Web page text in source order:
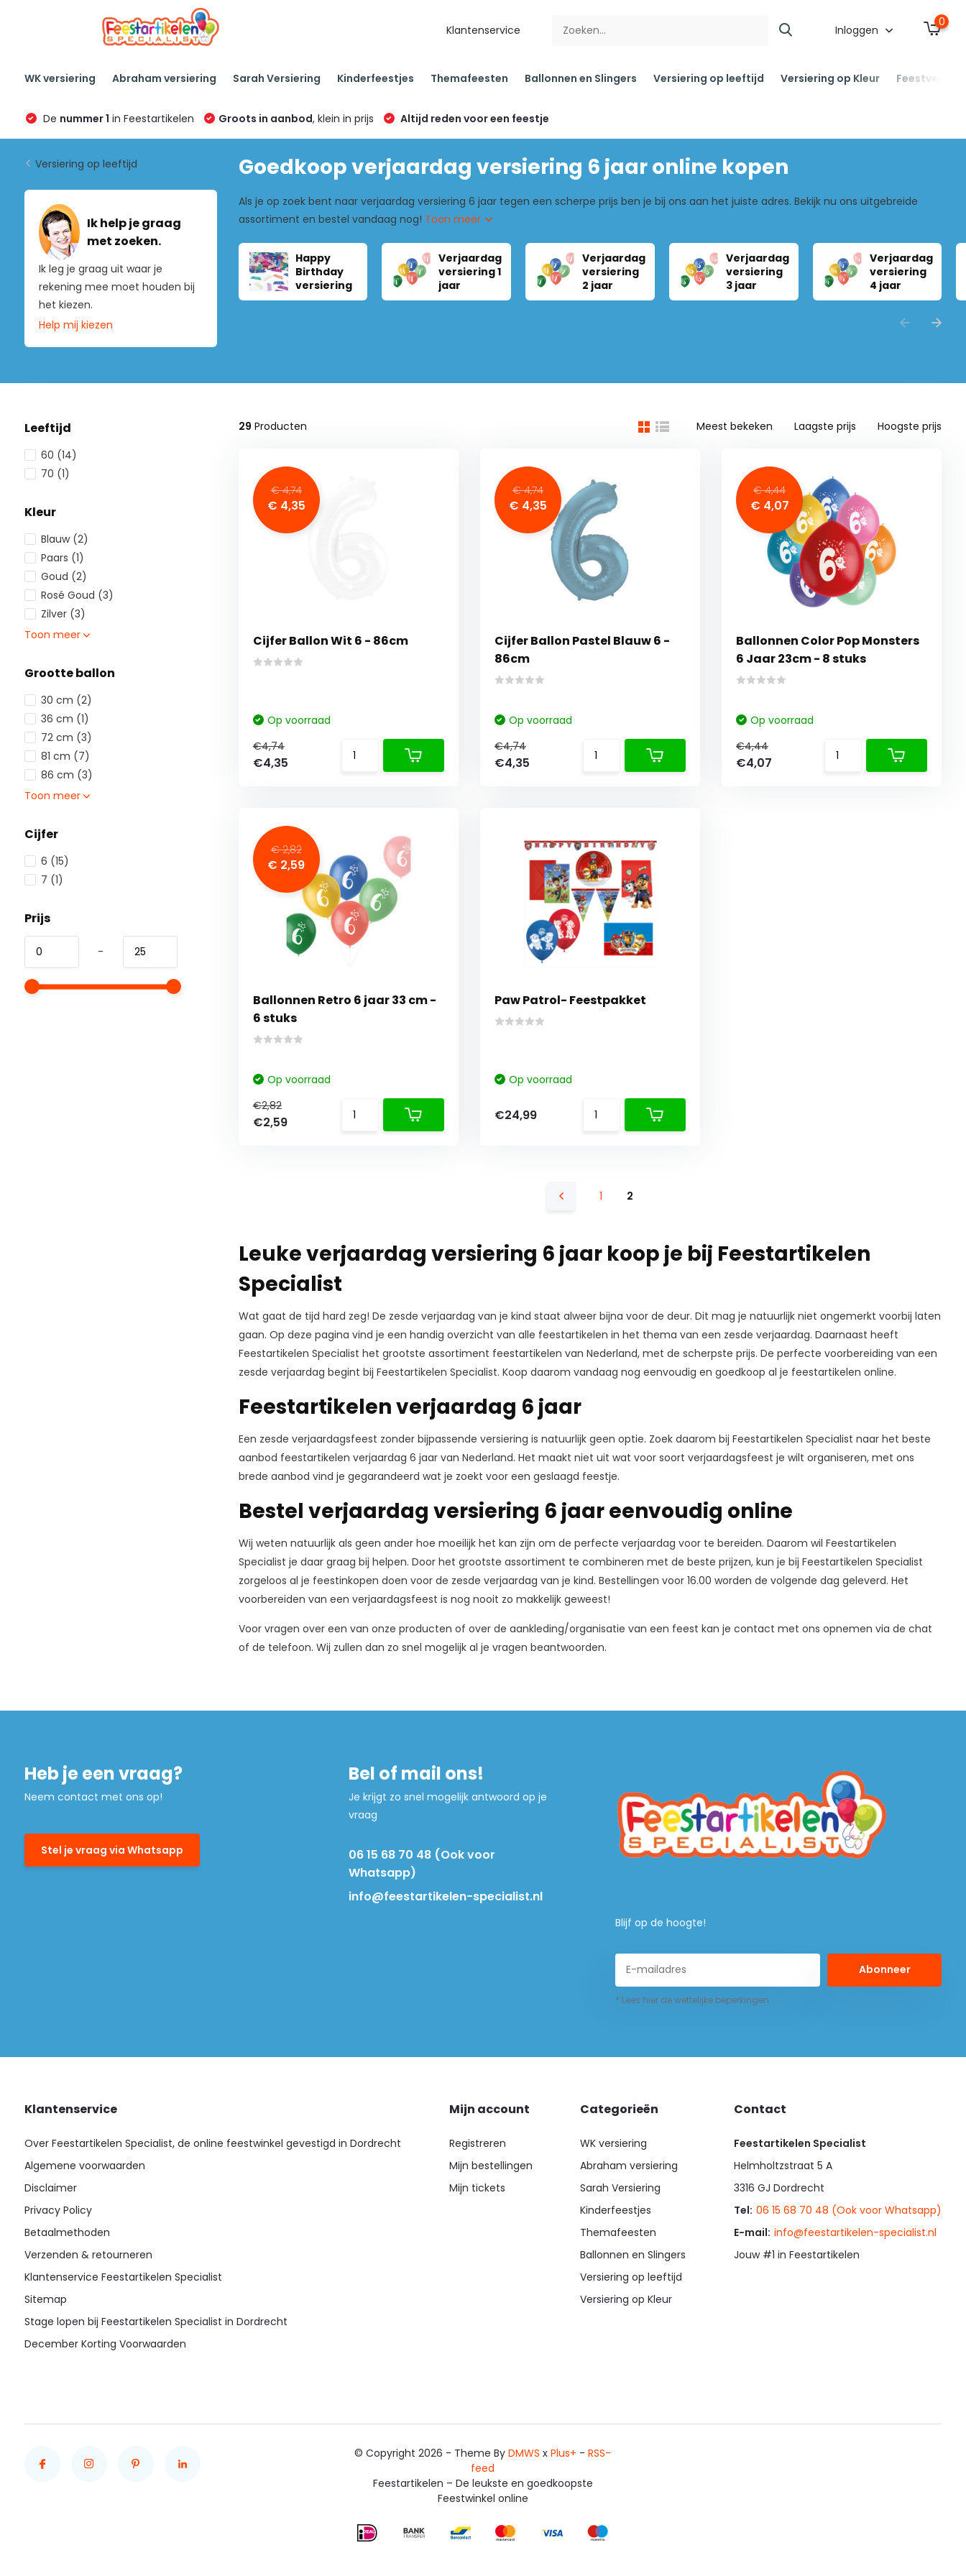
Klantenservice Inloggen
0
WK versiering Abraham versiering Sarah Versiering Kinderfeestjes Themafeesten Ballonnen en Slingers Versiering op leeftijd Versiering op Kleur
De nummer 1 in Feestartikelen Groots in aanbod, klein in prijs Altijd reden voor een feestje
Versiering op leeftijd
Ik help je graag
met zoeken.
Ik leg je graag uit waar je
rekening mee moet houden bij
het kiezen.
Help mij kiezen
Goedkoop verjaardag versiering 6 jaar online kopen
Als je op zoek bent naar verjaardag versiering 6 jaar tegen een scherpe prijs ben je bij ons aan het juiste adres. Bekijk nu ons uitgebreide
assortiment en bestel vandaag nog! Toon meer
Happy
Birthday
versiering
Verjaardag
versiering 1
jaar
Verjaardag
versiering
2 jaar
Verjaardag
versiering
3 jaar
Verjaardag
versiering
4 jaar
Leeftijd
60 (14)
70 (1)
Kleur
Blauw (2)
Paars (1)
Goud (2)
Rosé Goud (3)
Zilver (3)
Toon meer
Grootte ballon
30 cm (2)
36 cm (1)
72 cm (3)
81 cm (7)
86 cm (3)
Toon meer
Cijfer
6 (15)
7 (1)
Prijs
-
29 Producten Meest bekeken Laagste prijs Hoogste prijs
€ 4,74
€ 4,35
Cijfer Ballon Wit 6 - 86cm
Op voorraad
€4,74
€4,35
€ 4,74
€ 4,35
Cijfer Ballon Pastel Blauw 6 -
86cm
Op voorraad
€4,74
€4,35
€ 4,44
€ 4,07
Ballonnen Color Pop Monsters
6 Jaar 23cm - 8 stuks
Op voorraad
€4,44
€4,07
€ 2,82
€ 2,59
Ballonnen Retro 6 jaar 33 cm -
6 stuks
Op voorraad
€2,82
€2,59
Paw Patrol- Feestpakket
Op voorraad
€24,99
1 2
Leuke verjaardag versiering 6 jaar koop je bij Feestartikelen
Specialist
Wat gaat de tijd hard zeg! De zesde verjaardag van je kind staat alweer bijna voor de deur. Dit mag je natuurlijk niet ongemerkt voorbij laten
gaan. Op deze pagina vind je een handig overzicht van alle feestartikelen in het thema van een zesde verjaardag. Daarnaast heeft
Feestartikelen Specialist het grootste assortiment feestartikelen van Nederland, met de scherpste prijs. De perfecte voorbereiding van een
zesde verjaardag begint bij Feestartikelen Specialist. Koop daarom vandaag nog eenvoudig en goedkoop al je feestartikelen online.
Feestartikelen verjaardag 6 jaar
Een zesde verjaardagsfeest zonder bijpassende versiering is natuurlijk geen optie. Zoek daarom bij Feestartikelen Specialist naar het beste
aanbod feestartikelen verjaardag 6 jaar van Nederland. Het maakt niet uit wat voor soort verjaardagsfeest je wilt organiseren, met ons
brede aanbod vind je gegarandeerd wat je zoekt voor een geslaagd feestje.
Bestel verjaardag versiering 6 jaar eenvoudig online
Wij weten natuurlijk als geen ander hoe moeilijk het kan zijn om de perfecte verjaardag voor te bereiden. Daarom wil Feestartikelen
Specialist je daar graag bij helpen. Door het grootste assortiment te combineren met de beste prijzen, kun je bij Feestartikelen Specialist
zorgeloos al je feestinkopen doen voor de zesde verjaardag van je kind. Bestellingen voor 16.00 worden de volgende dag geleverd. Het
voorbereiden van een verjaardagsfeest is nog nooit zo makkelijk geweest!
Voor vragen over een van onze producten of over de aankleding/organisatie van een feest kan je contact met ons opnemen via de chat
of de telefoon. Wij zullen dan zo snel mogelijk al je vragen beantwoorden.
Heb je een vraag?
Neem contact met ons op!
Stel je vraag via Whatsapp
Bel of mail ons!
Je krijgt zo snel mogelijk antwoord op je
vraag
06 15 68 70 48 (Ook voor
Whatsapp)
info@feestartikelen-specialist.nl
Blijf op de hoogte!
Abonneer
* Lees hier de wettelijke beperkingen
Klantenservice
Over Feestartikelen Specialist, de online feestwinkel gevestigd in Dordrecht
Algemene voorwaarden
Disclaimer
Privacy Policy
Betaalmethoden
Verzenden & retourneren
Klantenservice Feestartikelen Specialist
Sitemap
Stage lopen bij Feestartikelen Specialist in Dordrecht
December Korting Voorwaarden
Mijn account
Registreren
Mijn bestellingen
Mijn tickets
Categorieën
WK versiering
Abraham versiering
Sarah Versiering
Kinderfeestjes
Themafeesten
Ballonnen en Slingers
Versiering op leeftijd
Versiering op Kleur
Contact
Feestartikelen Specialist
Helmholtzstraat 5 A
3316 GJ Dordrecht
Tel: 06 15 68 70 48 (Ook voor Whatsapp)
E-mail: info@feestartikelen-specialist.nl
Jouw #1 in Feestartikelen
© Copyright 2026 - Theme ByDMWS xPlus+ -RSS-
feed
Feestartikelen – De leukste en goedkoopste
Feestwinkel online